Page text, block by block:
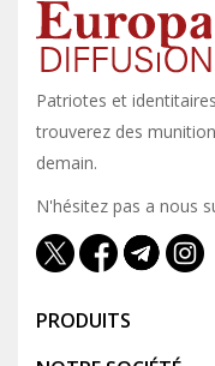
Patriotes et
trouverez des
demain.
N'hésitez pas a nous
PRODUITS